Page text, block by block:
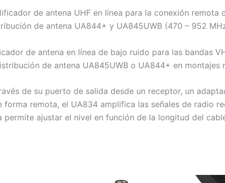
de antena UHF en línea para la conexión remota
de antena UA844+ y UA845UWB (470 – 952
de antena en línea de bajo ruido para las bandas
de antena UA845UWB o UA844+ en montajes
de su puerto de salida desde un receptor, un
forma remota, el UA834 amplifica las señales de radio
permite ajustar el nivel en función de la longitud del